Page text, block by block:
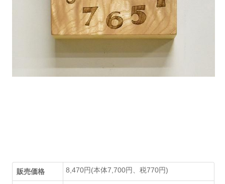
販売価格 8,470円(本体7,700円、税770円)